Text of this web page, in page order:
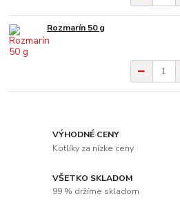
Rozmarín 50 g
VÝHODNÉ CENY
Kotlíky za nízke ceny
VŠETKO SKLADOM
99 % držíme skladom